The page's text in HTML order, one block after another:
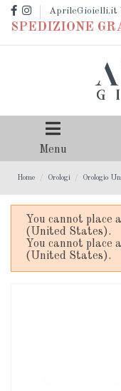
AprileGioielli.it
SPEDIZIONE
Menu
Home Orologi Orologio
You cannot place
(United States).
You cannot place
(United States).